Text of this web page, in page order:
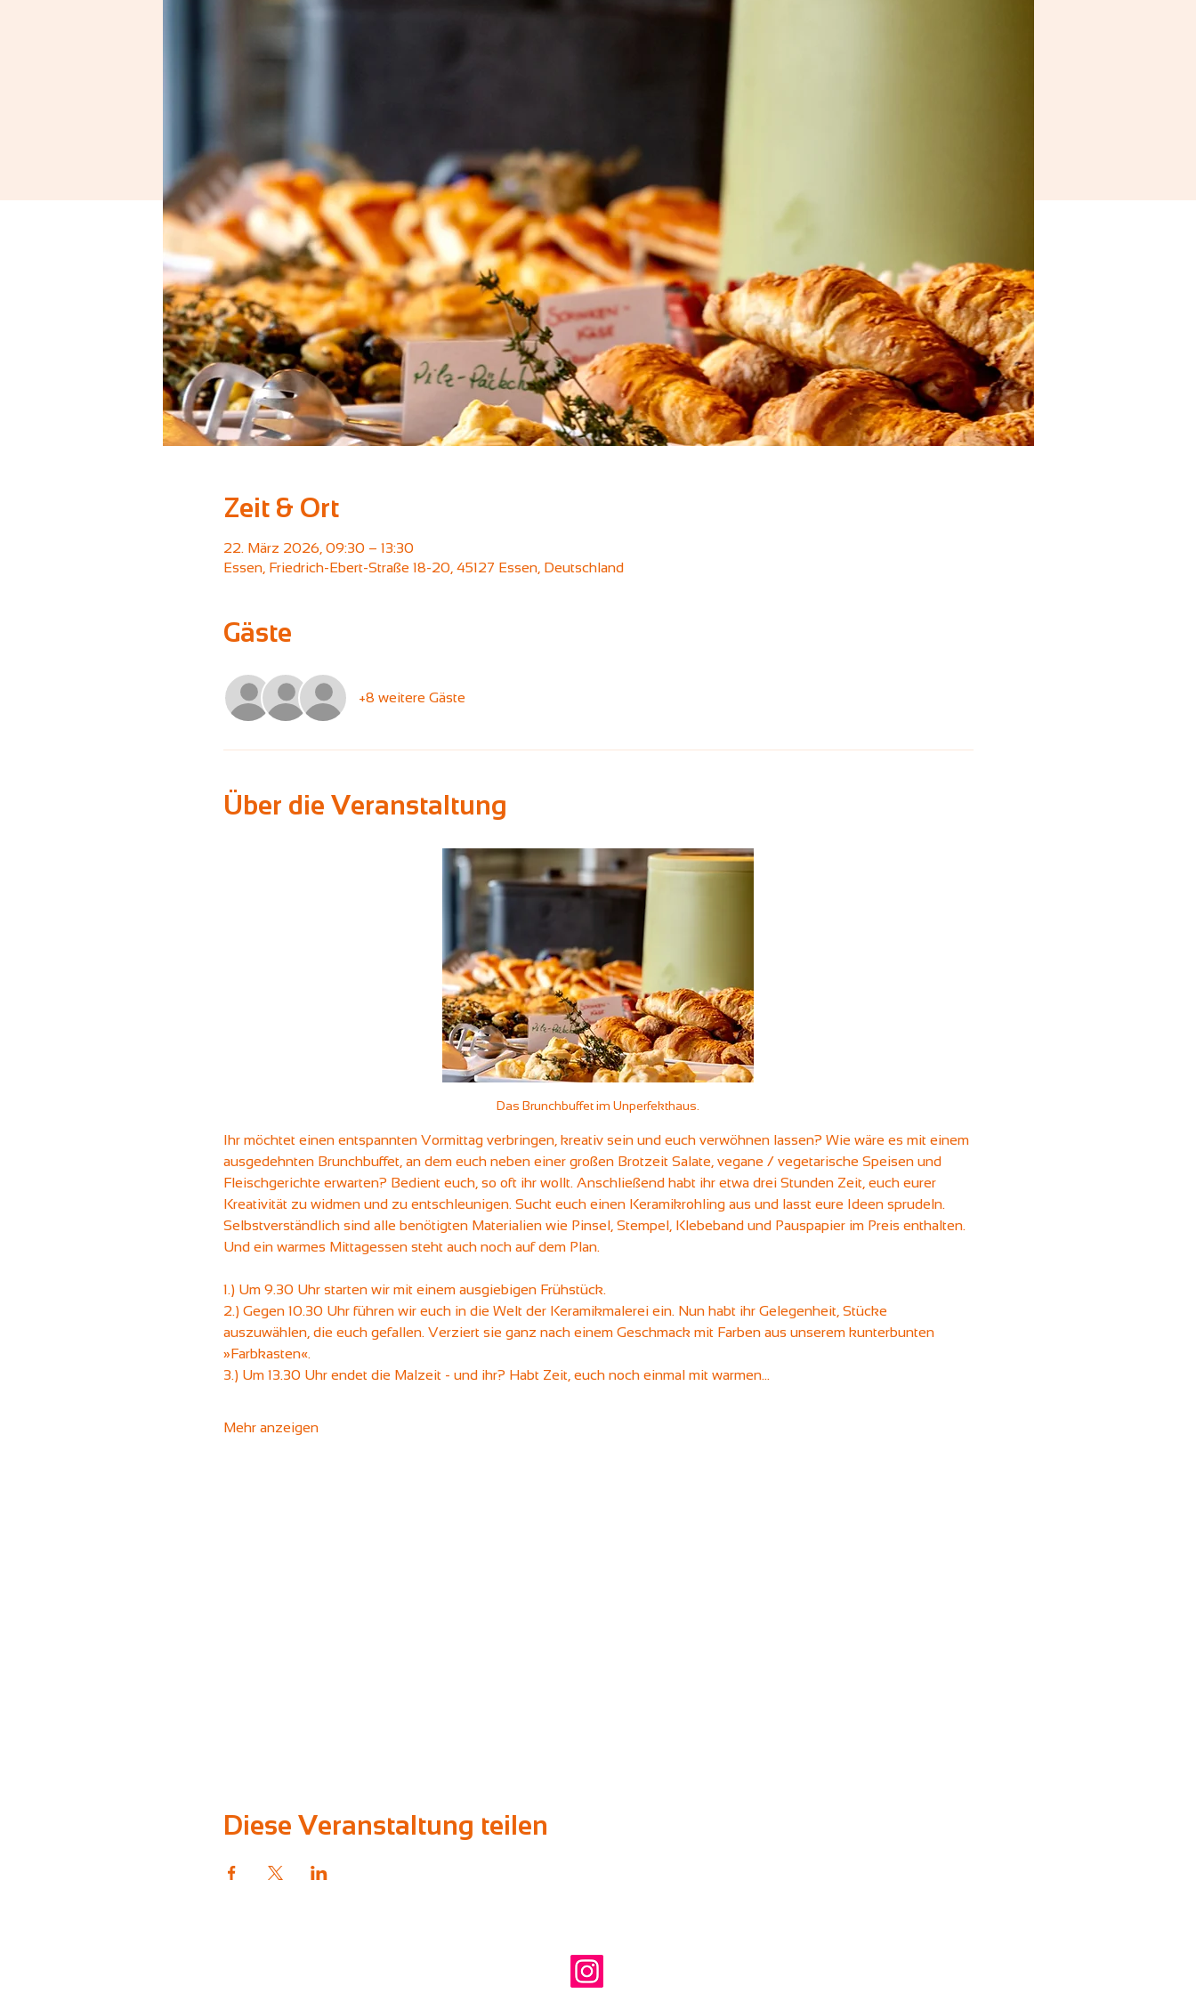
Zeit & Ort
22. März 2026, 09:30 – 13:30
Essen, Friedrich-Ebert-Straße 18-20, 45127 Essen, Deutschland
Gäste
+8 weitere Gäste
Über die Veranstaltung
Das Brunchbuffet im Unperfekthaus.
Ihr möchtet einen entspannten Vormittag verbringen, kreativ sein und euch verwöhnen lassen? Wie wäre es mit einem
ausgedehnten Brunchbuffet, an dem euch neben einer großen Brotzeit Salate, vegane / vegetarische Speisen und
Fleischgerichte erwarten? Bedient euch, so oft ihr wollt. Anschließend habt ihr etwa drei Stunden Zeit, euch eurer
Kreativität zu widmen und zu entschleunigen. Sucht euch einen Keramikrohling aus und lasst eure Ideen sprudeln.
Selbstverständlich sind alle benötigten Materialien wie Pinsel, Stempel, Klebeband und Pauspapier im Preis enthalten.
Und ein warmes Mittagessen steht auch noch auf dem Plan.
1.) Um 9.30 Uhr starten wir mit einem ausgiebigen Frühstück.
2.) Gegen 10.30 Uhr führen wir euch in die Welt der Keramikmalerei ein. Nun habt ihr Gelegenheit, Stücke
auszuwählen, die euch gefallen. Verziert sie ganz nach einem Geschmack mit Farben aus unserem kunterbunten
»Farbkasten«.
3.) Um 13.30 Uhr endet die Malzeit - und ihr? Habt Zeit, euch noch einmal mit warmen…
Mehr anzeigen
Diese Veranstaltung teilen